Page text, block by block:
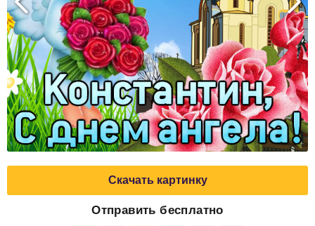
Скачать картинку
Отправить бесплатно